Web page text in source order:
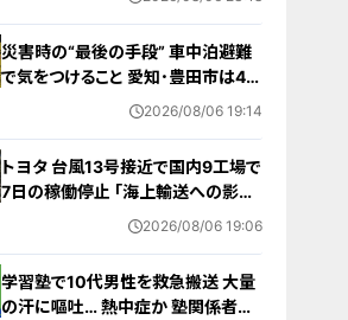
災害時の“最後の手段” 車中泊避難
で気をつけること 愛知･豊田市は4年
前からマニュアル作成 最悪の場合2026/08/06 19:14
トヨタ 台風13号接近で国内9工場で
7日の稼働停止 ｢海上輸送への影響
を踏まえ判断｣ 夏季連休明けの17日
2026/08/06 19:06
学習塾で10代男性を救急搬送 大量
の汗に嘔吐… 熱中症か 塾関係者が